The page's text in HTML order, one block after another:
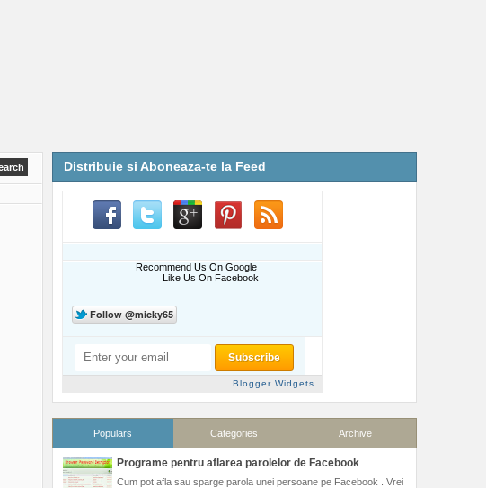
Distribuie si Aboneaza-te la Feed
Recommend Us On Google
Like Us On Facebook
Blogger Widgets
Populars Categories Archive
Programe pentru aflarea parolelor de Facebook
Cum pot afla sau sparge parola unei persoane pe Facebook . Vrei